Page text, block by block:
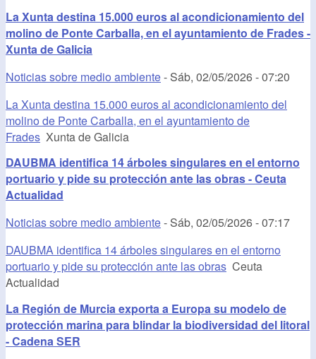
La Xunta destina 15.000 euros al acondicionamiento del
molino de Ponte Carballa, en el ayuntamiento de Frades -
Xunta de Galicia
Noticias sobre medio ambiente- Sáb, 02/05/2026 - 07:20
La Xunta destina 15.000 euros al acondicionamiento del
molino de Ponte Carballa, en el ayuntamiento de
Frades Xunta de Galicia
DAUBMA identifica 14 árboles singulares en el entorno
portuario y pide su protección ante las obras - Ceuta
Actualidad
Noticias sobre medio ambiente- Sáb, 02/05/2026 - 07:17
DAUBMA identifica 14 árboles singulares en el entorno
portuario y pide su protección ante las obras Ceuta
Actualidad
La Región de Murcia exporta a Europa su modelo de
protección marina para blindar la biodiversidad del litoral
- Cadena SER